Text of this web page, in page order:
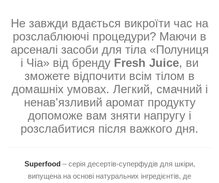
Не завжди вдається викроїти час на
розслаблюючі процедури? Маючи в
арсеналі засоби для тіла «Полуниця
і Чіа» від бренду Fresh Juice, ви
зможете відпочити всім тілом в
домашніх умовах. Легкий, смачний і
ненав'язливий аромат продукту
допоможе вам зняти напругу і
розслабитися після важкого дня.
Superfood – серія десертів-суперфудів для шкіри,
випущена на основі натуральних інгредієнтів, де